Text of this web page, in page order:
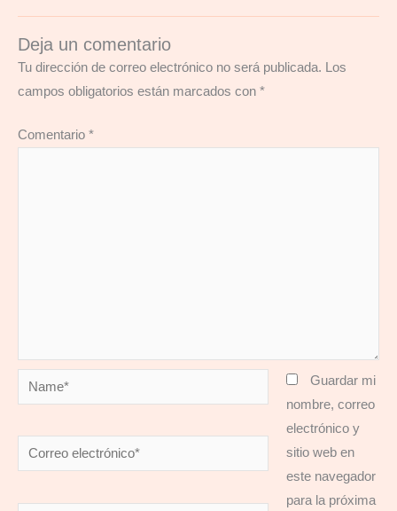
Deja un comentario
Tu dirección de correo electrónico no será publicada. Los
campos obligatorios están marcados con *
Comentario *
Name*
Correo
electrónico*
Guardar mi
nombre, correo
electrónico y
sitio web en
este navegador
para la próxima